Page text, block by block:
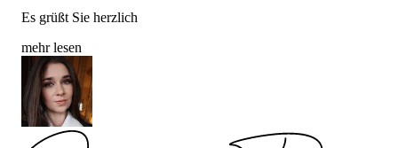
Es grüßt Sie herzlich
mehr lesen